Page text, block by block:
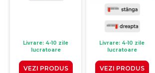
Livrare: 4-10 zile
lucratoare
VEZI PRODUS
Livrare: 4-10 zile
lucratoare
VEZI PRODUS